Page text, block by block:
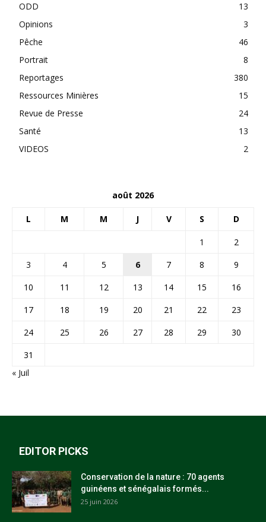
ODD
13
Opinions
3
Pêche
46
Portrait
8
Reportages
380
Ressources Minières
15
Revue de Presse
24
Santé
13
VIDEOS
2
août 2026
L M M J V S D
1
2
3
4 5 6 7 8
9
10
11 12 13 14 15
16
17
18 19 20 21 22
23
24
25 26 27 28 29
30
31
« Juil
EDITOR PICKS
Conservation de la nature : 70 agents
guinéens et sénégalais formés...
25 juin 2026